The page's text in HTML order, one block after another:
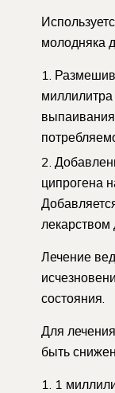
молодняка
ципрогена
лекарством
Лечение
состояния.
Для
быть
1